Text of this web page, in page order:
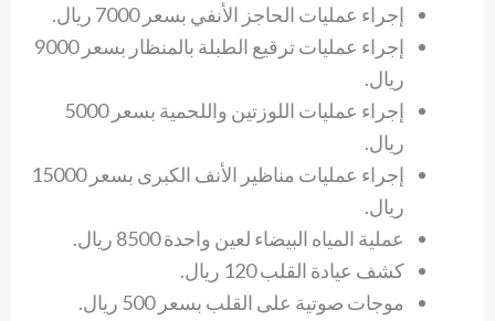
إجراء عمليات الحاجز الأنفي بسعر 7000 ريال.
إجراء عمليات ترقيع الطبلة بالمنظار بسعر 9000
ريال.
إجراء عمليات اللوزتين واللحمية بسعر 5000
ريال.
إجراء عمليات مناظير الأنف الكبرى بسعر 15000
ريال.
عملية المياه البيضاء لعين واحدة 8500 ريال.
كشف عيادة القلب 120 ريال.
موجات صوتية على القلب بسعر 500 ريال.